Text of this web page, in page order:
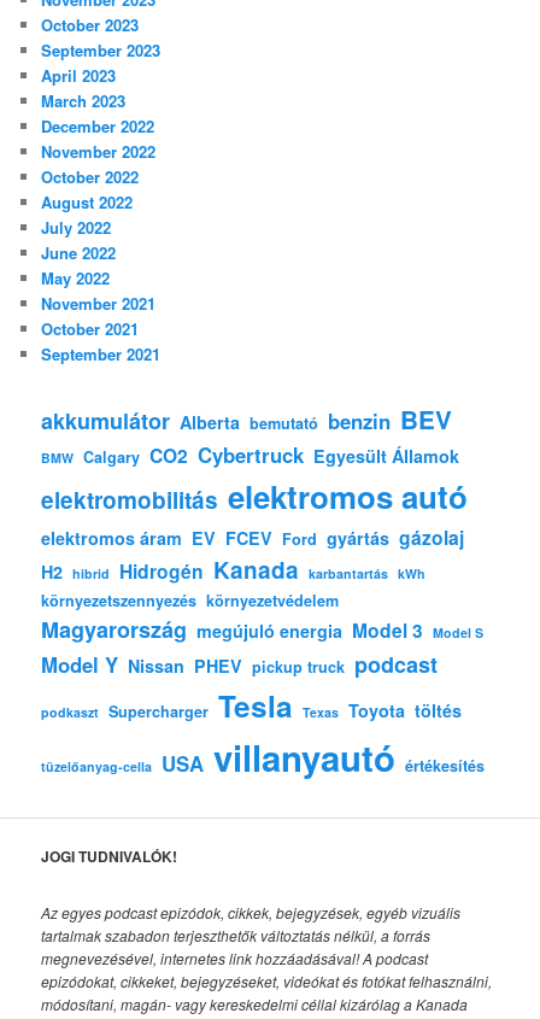
October 2023
September 2023
April 2023
March 2023
December 2022
November 2022
October 2022
August 2022
July 2022
June 2022
May 2022
November 2021
October 2021
September 2021
akkumulátor Alberta bemutató benzin BEV
BMW Calgary CO2 Cybertruck Egyesült Államok
elektromobilitás elektromos autó
elektromos áram EV FCEV Ford gyártás gázolaj
H2 hibrid Hidrogén Kanada karbantartás kWh
környezetszennyezés környezetvédelem
Magyarország megújuló energia Model 3 Model S
Model Y Nissan PHEV pickup truck podcast
podkaszt Supercharger Tesla Texas Toyota töltés
tüzelőanyag-cella USA villanyautó értékesítés
JOGI TUDNIVALÓK!
Az egyes podcast epizódok, cikkek, bejegyzések, egyéb vizuális
tartalmak szabadon terjeszthetők változtatás nélkül, a forrás
megnevezésével, internetes link hozzáadásával!A podcast
epizódokat, cikkeket, bejegyzéseket, videókat és fotókat felhasználni,
módosítani, magán- vagy kereskedelmi céllal kizárólag a Kanada